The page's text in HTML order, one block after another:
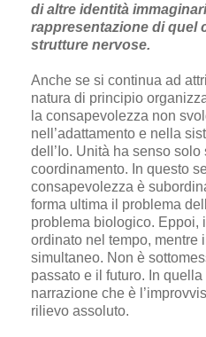
di altre identità
rappresentazione di quel
strutture nervose.
Anche se si continua ad
natura di principio
la consapevolezza non
nell’adattamento e nella
dell’Io. Unità ha senso solo
coordinamento. In questo
consapevolezza è
forma ultima il problema
problema biologico. Eppoi,
ordinato nel tempo, mentre
simultaneo. Non è
passato e il futuro. In
narrazione che è
rilievo assoluto.